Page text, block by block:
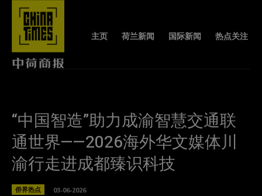
主页 荷兰新闻 国际新闻 热点关注
“中国智造”助力成渝智慧交通联
通世界——2026海外华文媒体川
渝行走进成都臻识科技
侨界热点 03-06-2026